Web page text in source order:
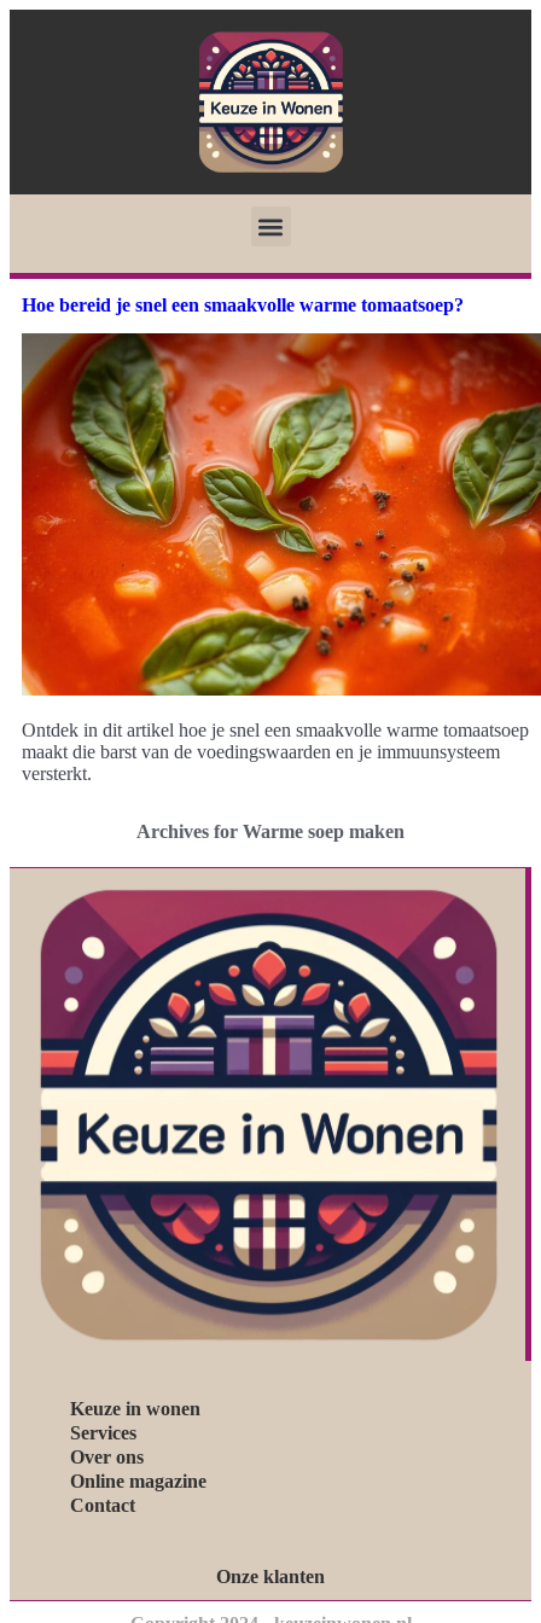
Hoe bereid je snel een smaakvolle warme tomaatsoep?
Ontdek in dit artikel hoe je snel een smaakvolle warme tomaatsoep
maakt die barst van de voedingswaarden en je immuunsysteem
versterkt.
Archives for Warme soep maken
Keuze in wonen
Services
Over ons
Online magazine
Contact
Onze klanten